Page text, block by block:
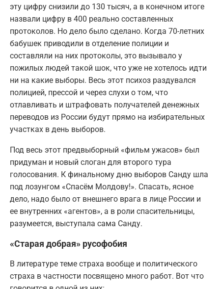
эту цифру снизили до 130 тысяч, а в конечном итоге
назвали цифру в 400 реально составленных
протоколов. Но дело было сделано. Когда 70-летних
бабушек приводили в отделение полиции и
составляли на них протоколы, это вызывало у
пожилых людей такой шок, что уже не хотелось идти
ни на какие выборы. Весь этот психоз раздувался
полицией, прессой и через слухи о том, что
отлавливать и штрафовать получателей денежных
переводов из России будут прямо на избирательных
участках в день выборов.
Под весь этот предвыборный «фильм ужасов» был
придуман и новый слоган для второго тура
голосования. К финальному дню выборов Санду шла
под лозунгом «Спасём Молдову!». Спасать, ясное
дело, надо было от внешнего врага в лице России и
ее внутренних «агентов», а в роли спасительницы,
разумеется, выступала сама Санду.
«Старая добрая» русофобия
В литературе теме страха вообще и политического
страха в частности посвящено много работ. Вот что